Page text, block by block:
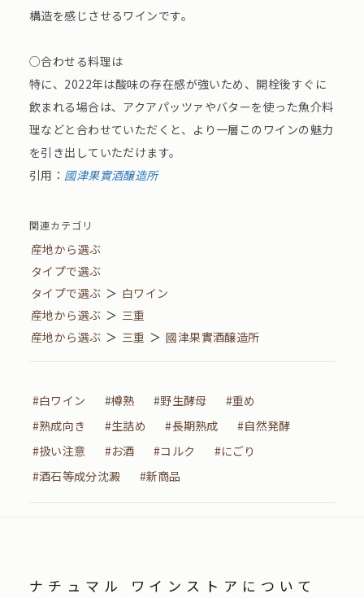
構造を感じさせるワインです。
○合わせる料理は​
特に、2022年は酸味の存在感が強いため、開栓後すぐに
飲まれる場合は、アクアパッツァやバターを使った魚介料
理などと合わせていただくと、より一層このワインの魅力
を引き出していただけます。
引用： 國津果實酒醸造所
関連カテゴリ
産地から選ぶ
タイプで選ぶ
タイプで選ぶ ＞ 白ワイン
産地から選ぶ ＞ 三重
産地から選ぶ ＞ 三重 ＞ 國津果實酒醸造所
#白ワイン #樽熟 #野生酵母
#重め
#熟成向き
#生詰め #長期熟成
#自然発酵
#扱い注意
#お酒 #コルク
#にごり
#酒石等成分沈澱
#新商品
ナチュマル ワインストアについて